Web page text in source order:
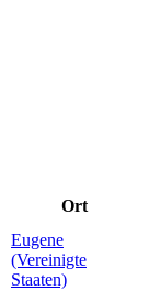
Ort
Eugene
(Vereinigte
Staaten)